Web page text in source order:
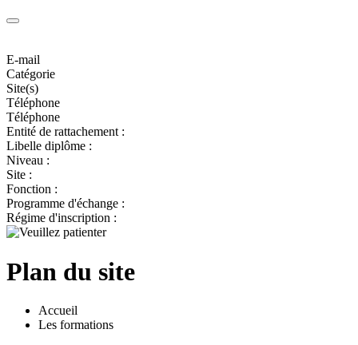
E-mail
Catégorie
Site(s)
Téléphone
Téléphone
Entité de rattachement :
Libelle diplôme :
Niveau :
Site :
Fonction :
Programme d'échange :
Régime d'inscription :
Plan du site
Accueil
Les formations